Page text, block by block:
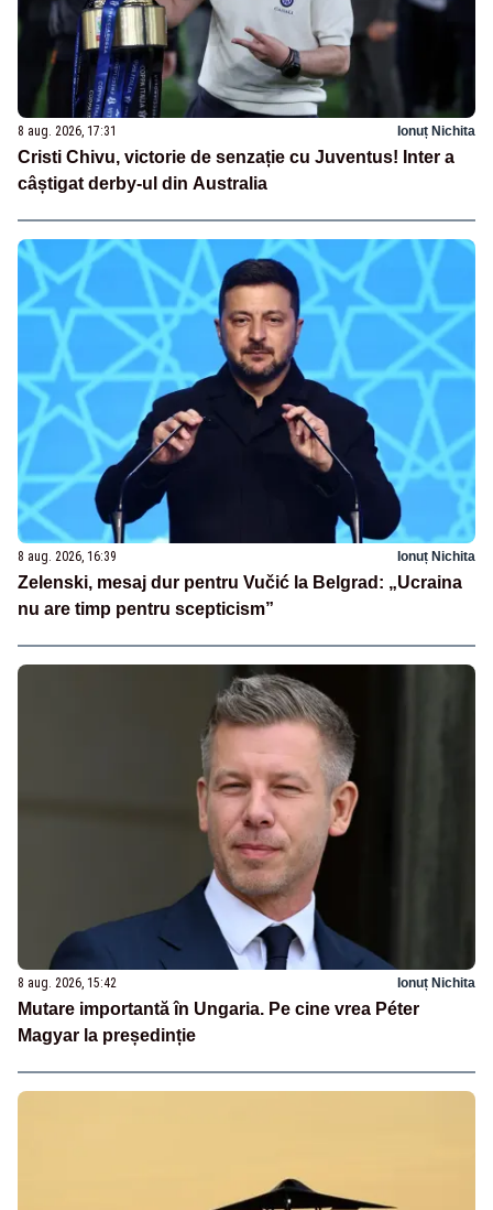
8 aug. 2026, 17:31 Ionuț Nichita
Cristi Chivu, victorie de senzație cu Juventus! Inter a
câștigat derby-ul din Australia
8 aug. 2026, 16:39 Ionuț Nichita
Zelenski, mesaj dur pentru Vučić la Belgrad: „Ucraina
nu are timp pentru scepticism”
8 aug. 2026, 15:42 Ionuț Nichita
Mutare importantă în Ungaria. Pe cine vrea Péter
Magyar la președinție